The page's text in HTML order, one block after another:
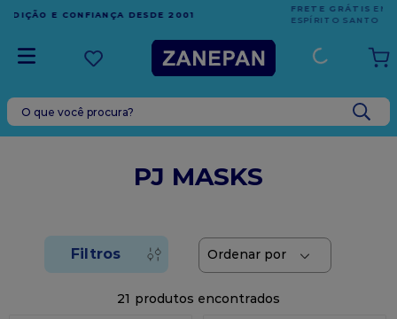
EM COMPRAS ACIMA DE R$1.000,00 PARA O
ESPÍRITO SANTO
O que você procura?
PJ MASKS
21
TERMOS MAIS BUSCADOS
top harald
vabene